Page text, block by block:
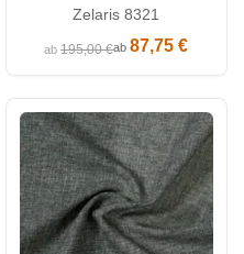
Zelaris 8321
ab195,00 €ab87,75 €